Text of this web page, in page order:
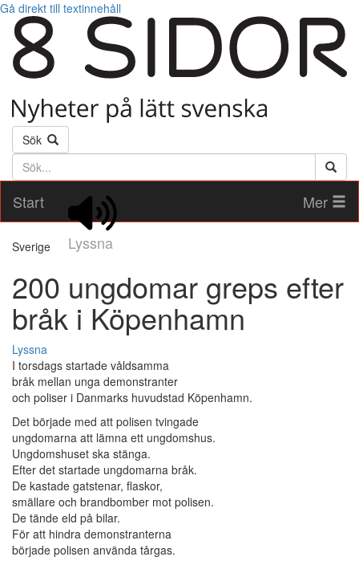
Gå direkt till textinnehåll
Sök
Söktext
Start
Lyssna
Mer
Sverige
200 ungdomar greps efter
bråk i Köpenhamn
Lyssna
I torsdags startade våldsamma
bråk mellan unga demonstranter
och poliser i Danmarks huvudstad Köpenhamn.
Det började med att polisen tvingade
ungdomarna att lämna ett ungdomshus.
Ungdomshuset ska stänga.
Efter det startade ungdomarna bråk.
De kastade gatstenar, flaskor,
smällare och brandbomber mot polisen.
De tände eld på bilar.
För att hindra demonstranterna
började polisen använda tårgas.